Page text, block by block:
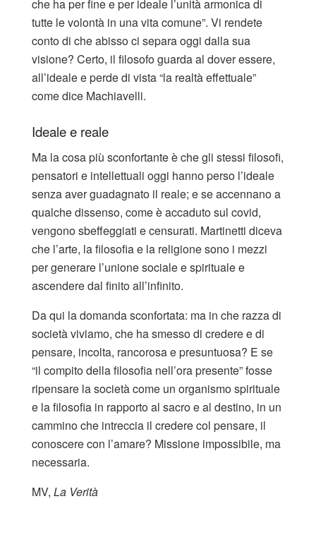
che ha per fine e per ideale l’unità armonica di
tutte le volontà in una vita comune”. Vi rendete
conto di che abisso ci separa oggi dalla sua
visione? Certo, il filosofo guarda al dover essere,
all’ideale e perde di vista “la realtà effettuale”
come dice Machiavelli.
Ideale e reale
Ma la cosa più sconfortante è che gli stessi filosofi,
pensatori e intellettuali oggi hanno perso l’ideale
senza aver guadagnato il reale; e se accennano a
qualche dissenso, come è accaduto sul covid,
vengono sbeffeggiati e censurati. Martinetti diceva
che l’arte, la filosofia e la religione sono i mezzi
per generare l’unione sociale e spirituale e
ascendere dal finito all’infinito.
Da qui la domanda sconfortata: ma in che razza di
società viviamo, che ha smesso di credere e di
pensare, incolta, rancorosa e presuntuosa? E se
“il compito della filosofia nell’ora presente” fosse
ripensare la società come un organismo spirituale
e la filosofia in rapporto al sacro e al destino, in un
cammino che intreccia il credere col pensare, il
conoscere con l’amare? Missione impossibile, ma
necessaria.
MV, La Verità